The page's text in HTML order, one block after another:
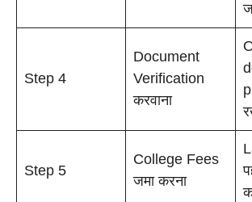
Step 4
Document
Verification
करवाना
Step 5
College Fees
जमा करना